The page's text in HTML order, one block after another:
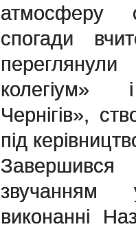
атмосферу
спогади
колегіум»
Чернігів»,
під
звучанням
виконанні